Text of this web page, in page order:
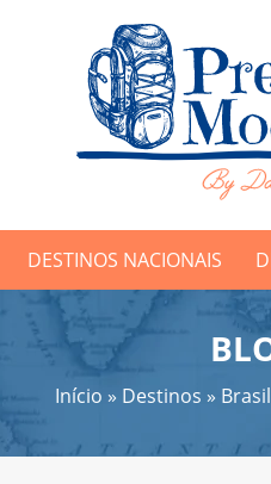
DESTINOS NACIONAIS
Início » Destinos » Brasil